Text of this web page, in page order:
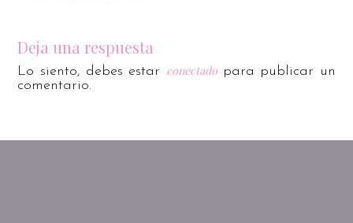
Deja una respuesta
Lo siento, debes estar conectadopara publicar un
comentario.